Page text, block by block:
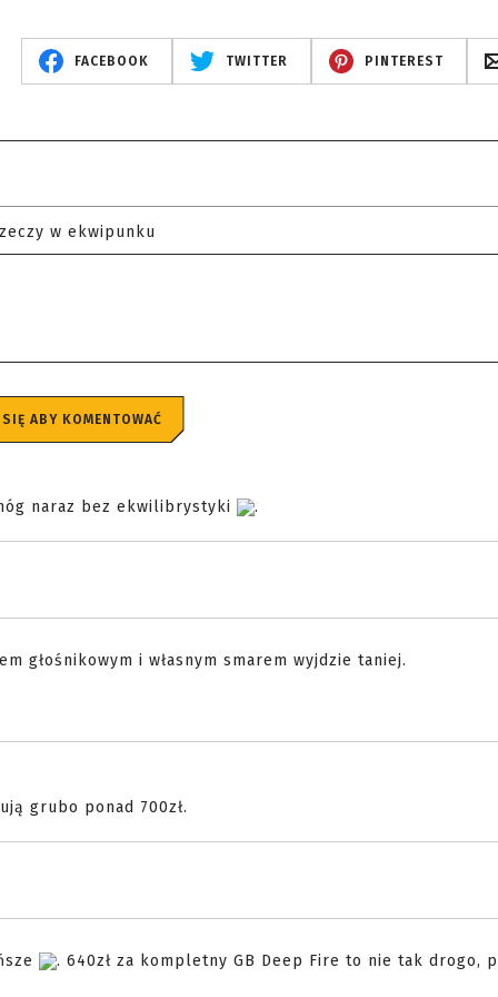
FACEBOOK TWITTER PINTEREST
w ekwipunku
ABY KOMENTOWAĆ
naraz bez ekwilibrystyki .
głośnikowym i własnym smarem wyjdzie taniej.
grubo ponad 700zł.
. 640zł za kompletny GB Deep Fire to nie tak drogo,